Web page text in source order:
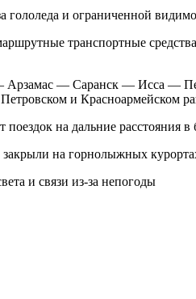
гололеда и ограниченной
транспортные
Арзамас — Саранск — Исса —
и Красноармейском
поездок на дальние расстояния
на горнолыжных
и связи из-за непогоды